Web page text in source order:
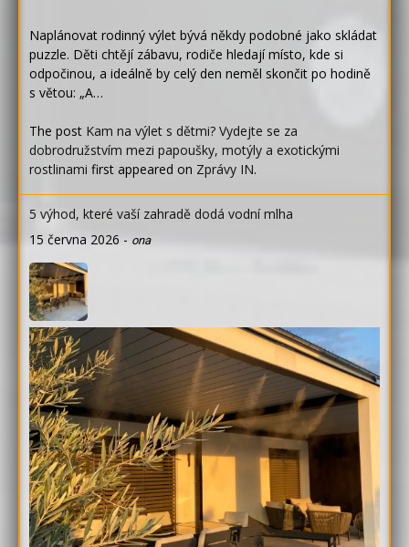
Naplánovat rodinný výlet bývá někdy podobné jako skládat
puzzle. Děti chtějí zábavu, rodiče hledají místo, kde si
odpočinou, a ideálně by celý den neměl skončit po hodině
s větou: „A…
The post Kam na výlet s dětmi? Vydejte se za
dobrodružstvím mezi papoušky, motýly a exotickými
rostlinami first appeared on Zprávy IN.
5 výhod, které vaší zahradě dodá vodní mlha
15 června 2026 - ona